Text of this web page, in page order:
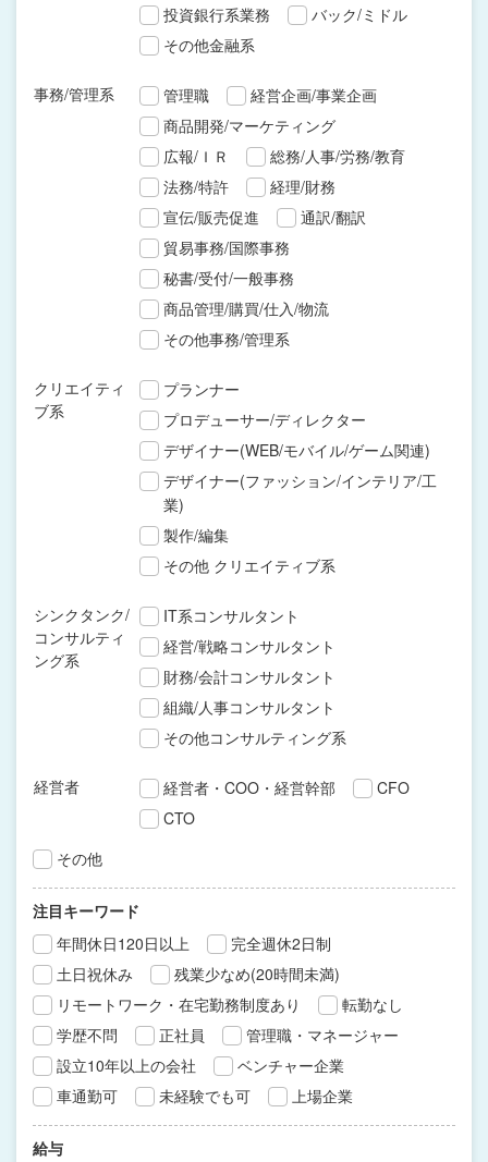
投資銀行系業務
バック/ミドル
その他金融系
事務/管理系 管理職
経営企画/事業企画
商品開発/マーケティング
広報/ＩＲ
総務/人事/労務/教育
法務/特許
経理/財務
宣伝/販売促進
通訳/翻訳
貿易事務/国際事務
秘書/受付/一般事務
商品管理/購買/仕入/物流
その他事務/管理系
クリエイティ
ブ系
プランナー
プロデューサー/ディレクター
デザイナー(WEB/モバイル/ゲーム関連)
デザイナー(ファッション/インテリア/工
業)
製作/編集
その他 クリエイティブ系
シンクタンク/
コンサルティ
ング系
IT系コンサルタント
経営/戦略コンサルタント
財務/会計コンサルタント
組織/人事コンサルタント
その他コンサルティング系
経営者 経営者・COO・経営幹部
CFO
CTO
その他
注目キーワード
年間休日120日以上
完全週休2日制
土日祝休み
残業少なめ(20時間未満)
リモートワーク・在宅勤務制度あり
転勤なし
学歴不問
正社員
管理職・マネージャー
設立10年以上の会社
ベンチャー企業
車通勤可
未経験でも可 上場企業
給与